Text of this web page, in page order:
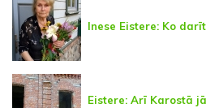
Inese Eistere: Ko
Eistere: Arī Karostā